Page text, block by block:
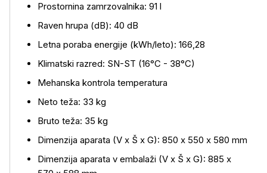
Več o izdelku
Prostornina zamrzovalnika: 91 l
Raven hrupa (dB): 40 dB
Letna poraba energije (kWh/leto): 166,28
Klimatski razred: SN-ST (16°C - 38°C)
Mehanska kontrola temperatura
Neto teža: 33 kg
Bruto teža: 35 kg
Dimenzija aparata (V x Š x G): 850 x 550 x 580 mm
Dimenzija aparata v embalaži (V x Š x G): 885 x